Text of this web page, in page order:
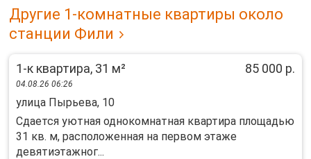
Другие 1-комнатные квартиры около
станции Фили
1-к квартира, 31 м² 85 000 р.
04.08.26 06:26
улица Пырьева, 10
Сдается уютная однокомнатная квартира площадью
31 кв. м, расположенная на первом этаже
девятиэтажног...